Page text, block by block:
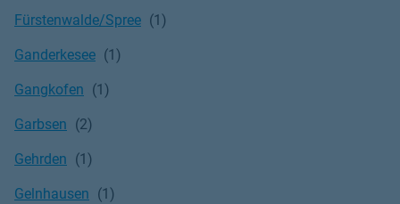
Fürstenwalde/Spree
Ganderkesee
Gangkofen
Garbsen
Gehrden
Gelnhausen